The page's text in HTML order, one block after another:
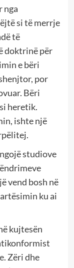
nga
si të merrje
të
doktrinë për
e bëri
por
Bëri
heretik.
ishte një
studiove
vend bosh në
ku ai
kujtesën
Zëri dhe